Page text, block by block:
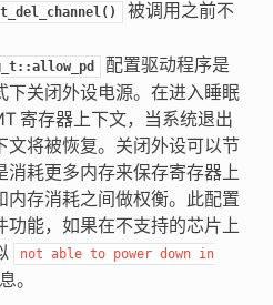
被调用之前不
配置驱动程序是
下关闭外设电源。在进入睡眠
寄存器上下文，当系统退出
文将被恢复。关闭外设可以节
消耗更多内存来保存寄存器上
内存消耗之间做权衡。此配置
功能，如果在不支持的芯片上
not able to power down in
。